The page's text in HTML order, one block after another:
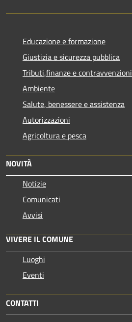
Educazione e formazione
Giustizia e sicurezza pubblica
Tributi,finanze e contravvenzioni
Ambiente
Salute, benessere e assistenza
Autorizzazioni
Agricoltura e pesca
NOVITÀ
Notizie
Comunicati
Avvisi
VIVERE IL COMUNE
Luoghi
Eventi
CONTATTI